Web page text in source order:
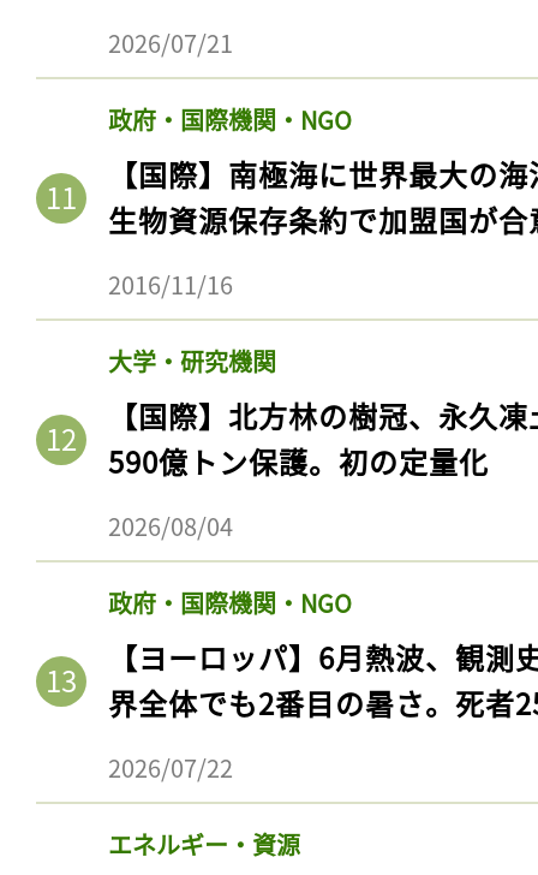
2026/07/21
政府・国際機関・NGO
【国際】南極海に世界最大の
生物資源保存条約で加盟国が合
2016/11/16
大学・研究機関
【国際】北方林の樹冠、永久
590億トン保護。初の定量化
2026/08/04
政府・国際機関・NGO
【ヨーロッパ】6月熱波、観
界全体でも2番目の暑さ。死者
2026/07/22
エネルギー・資源
記事をお気に入りに
ログイン
会員登録